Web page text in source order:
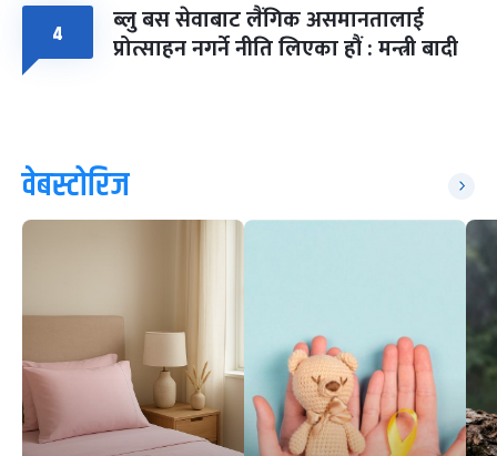
४ ब्लु बस सेवाबाट लैंगिक असमानतालाई
प्रोत्साहन नगर्ने नीति लिएका हौं : मन्त्री बादी
वेबस्टोरिज